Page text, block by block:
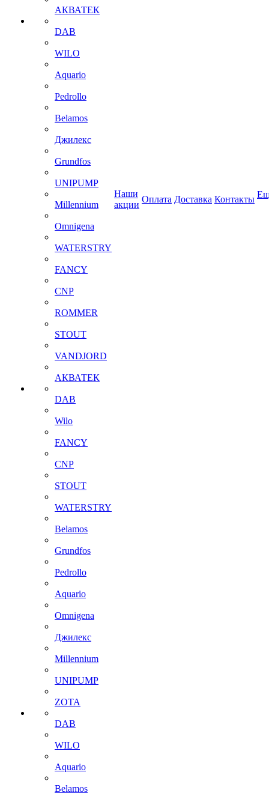
АКВАТЕК
DAB
WILO
Aquario
Pedrollo
Belamos
Джилекс
Grundfos
UNIPUMP
Millennium
Omnigena
WATERSTRY
FANCY
CNP
ROMMER
STOUT
VANDJORD
АКВАТЕК
DAB
Wilo
FANCY
CNP
STOUT
WATERSTRY
Belamos
Grundfos
Pedrollo
Aquario
Omnigena
Джилекс
Millennium
UNIPUMP
ZOTA
DAB
WILO
Aquario
Belamos
Наши
акции
Оплата Доставка Контакты